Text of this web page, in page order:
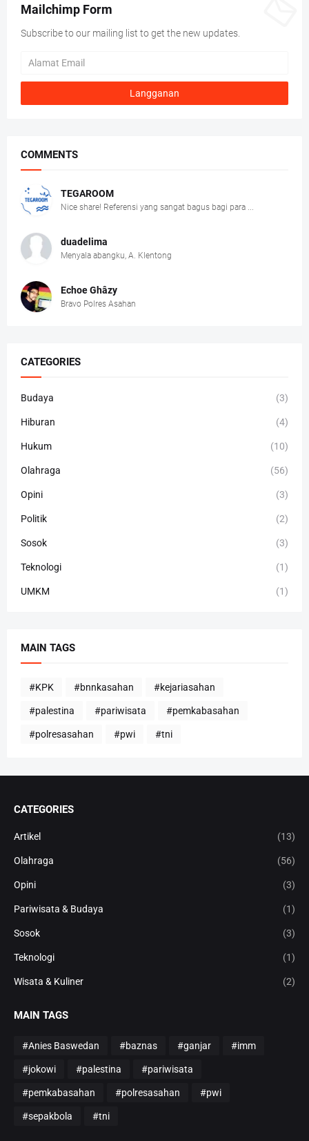
Mailchimp Form
Subscribe to our mailing list to get the new updates.
COMMENTS
TEGAROOM
Nice share! Referensi yang sangat bagus bagi para ...
duadelima
Menyala abangku, A. Klentong
Echoe Ghâzy
Bravo Polres Asahan
CATEGORIES
Budaya (3)
Hiburan (4)
Hukum (10)
Olahraga (56)
Opini (3)
Politik (2)
Sosok (3)
Teknologi (1)
UMKM (1)
MAIN TAGS
#KPK #bnnkasahan #kejariasahan
#palestina #pariwisata #pemkabasahan
#polresasahan #pwi #tni
CATEGORIES
Artikel (13)
Olahraga (56)
Opini (3)
Pariwisata & Budaya (1)
Sosok (3)
Teknologi (1)
Wisata & Kuliner (2)
MAIN TAGS
#Anies Baswedan #baznas #ganjar #imm
#jokowi #palestina #pariwisata
#pemkabasahan #polresasahan #pwi
#sepakbola #tni